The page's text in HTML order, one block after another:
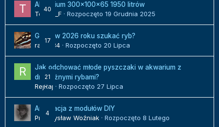
40
Akwarium 300x100x65 1950 litrów
Tomek_F · Rozpoczęto 19 Grudnia 2025
17
Gdzie w 2026 roku szukać ryb?
radek84 · Rozpoczęto 20 Lipca
21
Jak odchować młode pyszczaki w akwarium z
drapieżnymi rybami?
RejRaj · Rozpoczęto 27 Lipca
4
Aranżacja z modułów DIY
Przemysław Woźniak · Rozpoczęto 8 Lutego